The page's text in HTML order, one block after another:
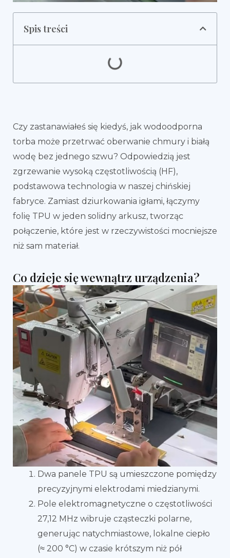
Spis treści
Czy zastanawiałeś się kiedyś, jak wodoodporna
torba może przetrwać oberwanie chmury i białą
wodę bez jednego szwu? Odpowiedzią jest
zgrzewanie wysoką częstotliwością (HF),
podstawowa technologia w naszej chińskiej
fabryce. Zamiast dziurkowania igłami, łączymy
folię TPU w jeden solidny arkusz, tworząc
połączenie, które jest w rzeczywistości mocniejsze
niż sam materiał.
Co dzieje się wewnątrz urządzenia?
Dwa panele TPU są umieszczone pomiędzy
precyzyjnymi elektrodami miedzianymi.
Pole elektromagnetyczne o częstotliwości
27,12 MHz wibruje cząsteczki polarne,
generując natychmiastowe, lokalne ciepło
(≈ 200 °C) w czasie krótszym niż pół